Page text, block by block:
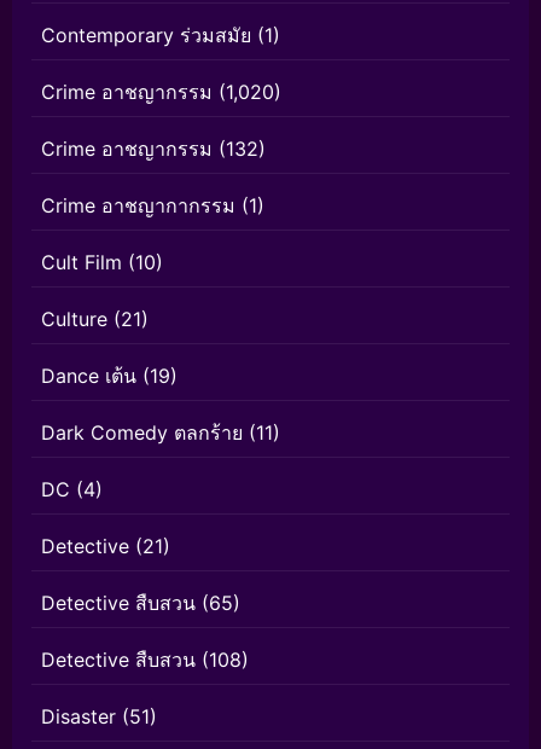
Contemporary ร่วมสมัย (1)
Crime อาชญากรรม (1,020)
Crime อาชญากรรม (132)
Crime อาชญากากรรม (1)
Cult Film (10)
Culture (21)
Dance เต้น (19)
Dark Comedy ตลกร้าย (11)
DC (4)
Detective (21)
Detective สืบสวน (65)
Detective สืบสวน (108)
Disaster (51)